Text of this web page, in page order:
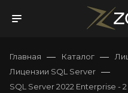
Главная — Каталог —
Лицензии SQL Server —
SQL Server 2022 Enterprise -